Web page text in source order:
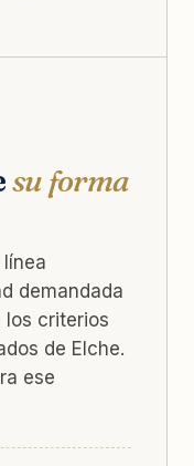
su forma
demandada
los criterios
de Elche.
ese